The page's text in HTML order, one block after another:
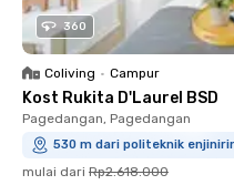
360
Coliving • Campur
Kost Rukita D'Laurel BSD
Pagedangan, Pagedangan
530 m dari politeknik
mulai dari Rp2.618.000